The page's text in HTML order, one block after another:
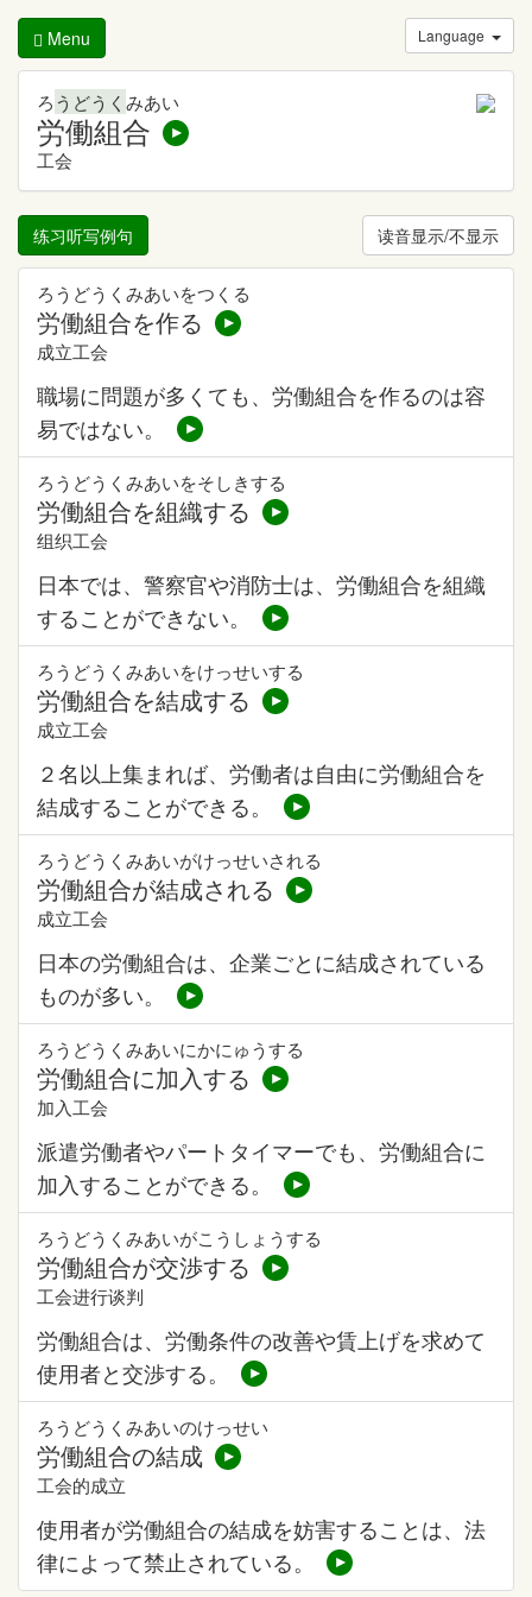
Menu Language
ろうどうく みあい
労働組合
工会
读音显示/不显示
练习听写例句
ろうどうくみあいをつくる
労働組合を作る
成立工会
職場に問題が多くても、労働組合を作るのは容
易ではない。
ろうどうくみあいをそしきする
労働組合を組織する
组织工会
日本では、警察官や消防士は、労働組合を組織
することができない。
ろうどうくみあいをけっせいする
労働組合を結成する
成立工会
２名以上集まれば、労働者は自由に労働組合を
結成することができる。
ろうどうくみあいがけっせいされる
労働組合が結成される
成立工会
日本の労働組合は、企業ごとに結成されている
ものが多い。
ろうどうくみあいにかにゅうする
労働組合に加入する
加入工会
派遣労働者やパートタイマーでも、労働組合に
加入することができる。
ろうどうくみあいがこうしょうする
労働組合が交渉する
工会进行谈判
労働組合は、労働条件の改善や賃上げを求めて
使用者と交渉する。
ろうどうくみあいのけっせい
労働組合の結成
工会的成立
使用者が労働組合の結成を妨害することは、法
律によって禁止されている。